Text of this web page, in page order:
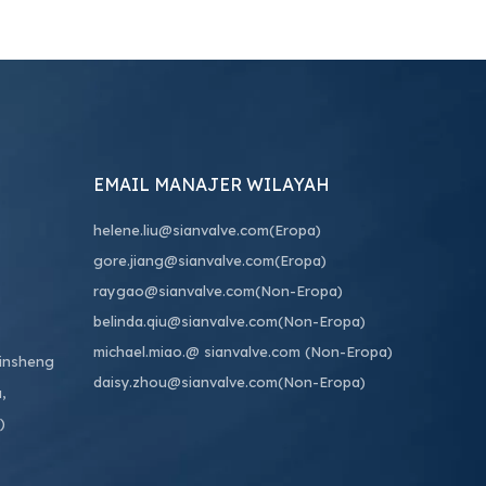
EMAIL MANAJER WILAYAH
helene.liu@sianvalve.com(Eropa)
gore.jiang@sianvalve.com(Eropa)
raygao@sianvalve.com(Non-Eropa)
belinda.qiu@sianvalve.com(Non-Eropa)
michael.miao.@ sianvalve.com (Non-Eropa)
daisy.zhou@sianvalve.com(Non-Eropa)